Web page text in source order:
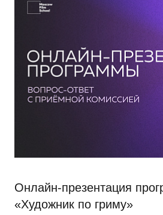
Онлайн-презентация
«Художник по гриму»